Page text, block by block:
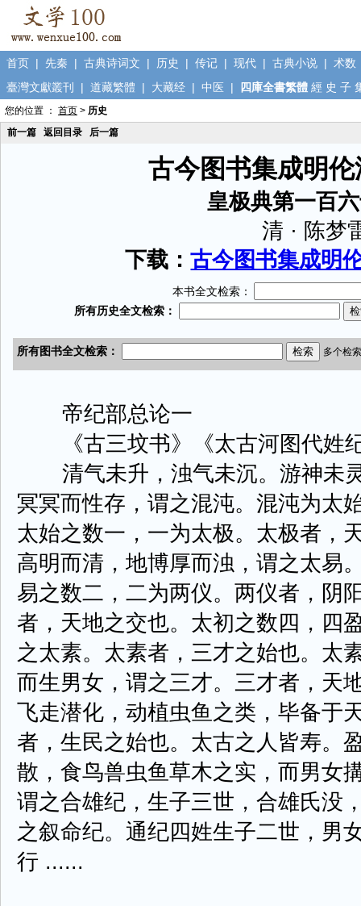
首页 | 先秦 | 古典诗词文 | 历史 | 传记 | 现代 | 古典小说 | 术数
臺灣文獻叢刊
| 道藏繁體 | 大藏经 | 中医 | 四庫全書繁體 經 史 子
您的位置 ： 首页 > 历史
前一篇
返回目录 后一篇
古今图书集成明
皇极典第一百
清 · 陈梦
下载：古今图书集成明
本书全文检索：
帝纪部总论一
《古三坟书》《太古河图代姓
清气未升，浊气未沉。游神未
冥冥而性存，谓之混沌。混沌为太
太始之数一，一为太极。太极者，
高明而清，地博厚而浊，谓之太易
易之数二，二为两仪。两仪者，阴
者，天地之交也。太初之数四，四
之太素。太素者，三才之始也。太
而生男女，谓之三才。三才者，天
飞走潜化，动植虫鱼之类，毕备于
者，生民之始也。太古之人皆寿。
散，食鸟兽虫鱼草木之实，而男女
谓之合雄纪，生子三世，合雄氏没
之叙命纪。通纪四姓生子二世，男
行 ......